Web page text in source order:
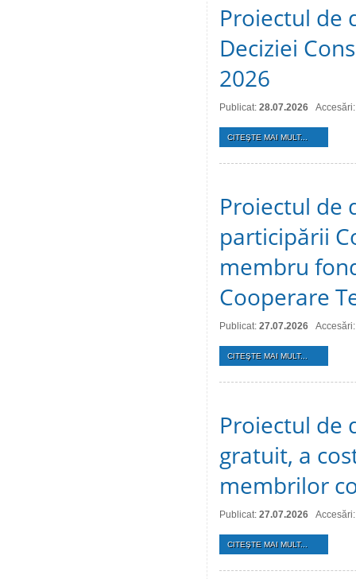
Proiectul de
Deciziei
2026
Publicat: 28.07.2026
CITEŞTE MAI MULT...
Proiectul de
participării
membru
Cooperare
Publicat: 27.07.2026
CITEŞTE MAI MULT...
Proiectul de
gratuit, a
membrilor
Publicat: 27.07.2026
CITEŞTE MAI MULT...